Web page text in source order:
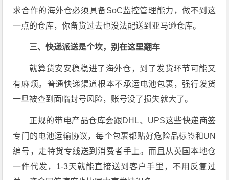
求合作的海外仓必须具备SoC监控管理能力，做不到这
一点的仓库，你备货过去也没法配送到亚马逊仓库。
三、快递派送是个坎，别在这里翻车
就算货安安稳稳进了海外仓，到了发货环节可能又
有麻烦。普通快递渠道根本不承运电池包裹，强行发货
一旦被查到面临封号风险，账号没了损失就大了。
正规的带电产品仓库会跟DHL、UPS这些快递商签
专门的电池运输协议，每个包裹都贴好危险品标签和UN
编号，走特货专线送到消费者手上。而且从英国本地仓
一件代发，1-3天就能直接送到客户手里，不用反复过